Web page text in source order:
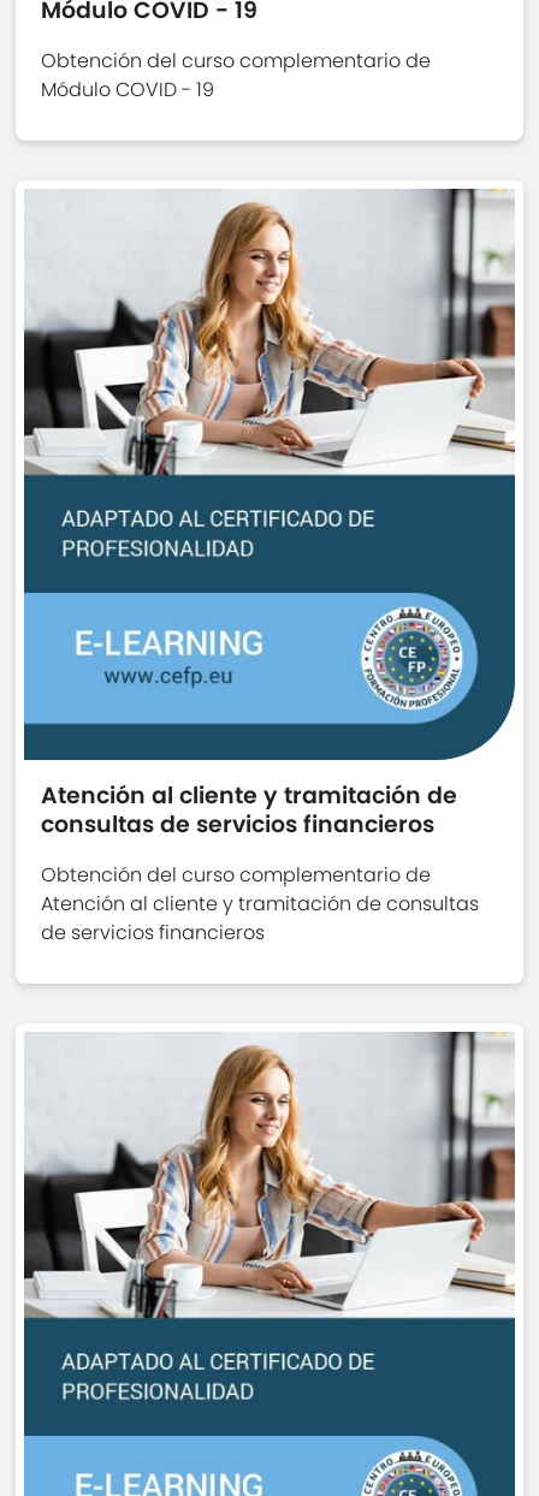
Módulo COVID - 19
Obtención del curso complementario de
Módulo COVID - 19
Atención al cliente y tramitación de
consultas de servicios financieros
Obtención del curso complementario de
Atención al cliente y tramitación de consultas
de servicios financieros